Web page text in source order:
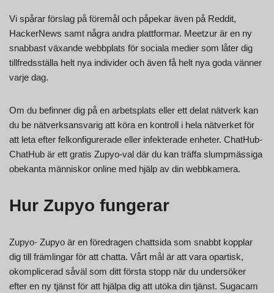
Vi spårar förslag på föremål och påpekar även på Reddit,
HackerNews samt några andra plattformar. Meetzur är en ny
snabbast växande webbplats för sociala medier som låter dig
tillfredsställa helt nya individer och även få helt nya goda vänner
varje dag.
Om du befinner dig på en arbetsplats eller ett delat nätverk kan
du be nätverksansvarig att köra en kontroll i hela nätverket för
att leta efter felkonfigurerade eller infekterade enheter. ChatHub-
ChatHub är ett gratis Zupyo-val där du kan träffa slumpmässiga
obekanta människor online med hjälp av din webbkamera.
Hur Zupyo fungerar
Zupyo- Zupyo är en föredragen chattsida som snabbt kopplar
dig till främlingar för att chatta. Vårt mål är att vara opartisk,
okomplicerad såväl som ditt första stopp när du undersöker
efter en ny tjänst för att hjälpa dig att utöka din tjänst. Sugacam